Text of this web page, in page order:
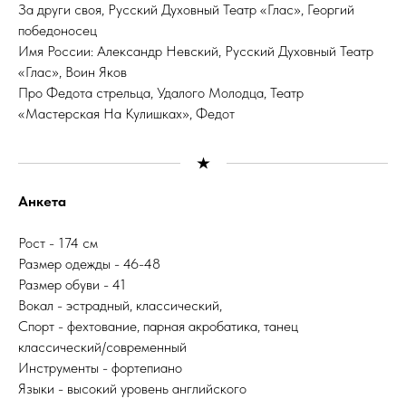
За други своя, Русский Духовный Театр «Глас», Георгий
победоносец
Имя России: Александр Невский, Русский Духовный Театр
«Глас», Воин Яков
Про Федота стрельца, Удалого Молодца, Театр
«Мастерская На Кулишках», Федот
Анкета
Рост - 174 см
Размер одежды - 46-48
Размер обуви - 41
Вокал - эстрадный, классический,
Спорт - фехтование, парная акробатика, танец
классический/современный
Инструменты - фортепиано
Языки - высокий уровень английского